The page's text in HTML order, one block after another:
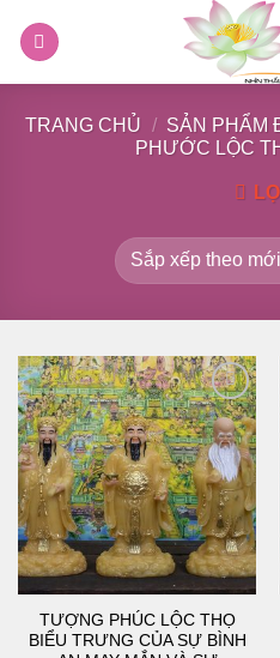
TRANG CHỦ / SẢN PHẨM
PHƯỚC LỘC
Thêm
vào
danh
sách
yêu
thích
TƯỢNG PHÚC LỘC THỌ
BIỂU TRƯNG CỦA SỰ BÌNH